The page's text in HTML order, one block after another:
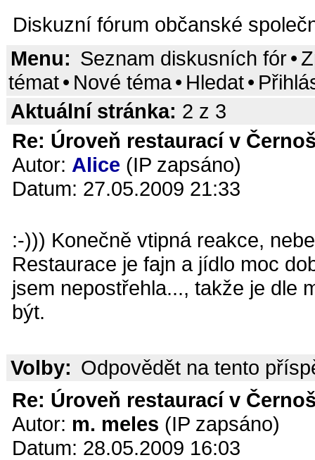
Diskuzní fórum občanské
Menu: Seznam diskusních fór•
témat• Nové téma• Hledat•
Aktuální stránka: 2 z 3
Re: Úroveň restaurací v
Autor: Alice (IP zapsáno)
Datum: 27.05.2009 21:33
:-))) Konečně vtipná reakce,
Restaurace je fajn a jídlo moc
jsem nepostřehla..., takže je dle
být.
Volby: Odpovědět na tento
Re: Úroveň restaurací v
Autor: m. meles (IP zapsáno)
Datum: 28.05.2009 16:03